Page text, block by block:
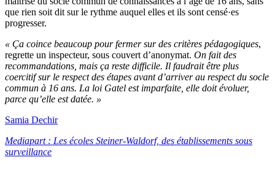
que rien soit dit sur le rythme auquel elles et ils sont censé·es
progresser.
« Ça coince beaucoup pour fermer sur des critères pédagogiques,
regrette un inspecteur, sous couvert d’anonymat. On fait des
recommandations, mais ça reste difficile. Il faudrait être plus
coercitif sur le respect des étapes avant d’arriver au respect du socle
commun à 16 ans. La loi Gatel est imparfaite, elle doit évoluer,
parce qu’elle est datée. »
Samia Dechir
Mediapart : Les écoles Steiner-Waldorf, des établissements sous
surveillance